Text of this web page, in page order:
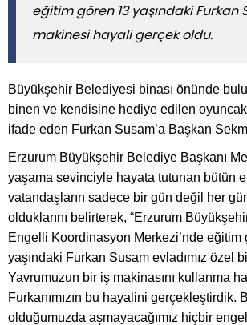
eğitim gören 13 yaşındaki Furkan
makinesi hayali gerçek oldu.
Büyükşehir Belediyesi binası önünde
binen ve kendisine hediye edilen
ifade eden Furkan Susam’a Başkan
Erzurum Büyükşehir Belediye Başkanı
yaşama sevinciyle hayata tutunan bütün
vatandaşların sadece bir gün değil her
olduklarını belirterek, “Erzurum
Engelli Koordinasyon Merkezi’nde eğitim
yaşındaki Furkan Susam evladımız özel
Yavrumuzun bir iş makinasını kullanma
Furkanımızın bu hayalini gerçekleştirdik.
olduğumuzda aşmayacağımız hiçbir